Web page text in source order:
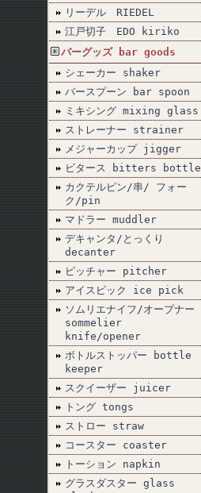
リーデル RIEDEL
江戸切子 EDO kiriko
バーグッズ bar goods
シェーカー shaker
バースプーン bar spoon
ミキシング mixing glass
ストレーナー strainer
メジャーカップ jigger
ビタース bitters bottle
カクテルピン/串/ フォー
ク/pin
マドラー muddler
デキャンタ/とっくり
decanter
ピッチャー pitcher
アイスピック ice pick
ソムリエナイフ/オープナー
sommelier
knife/opener
ボトルストッパー bottle
keeper
スクイーザー juicer
トング tongs
ストロー straw
コースター coaster
トーション napkin
グラスダスター glass